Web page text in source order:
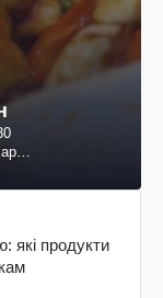
які продукти